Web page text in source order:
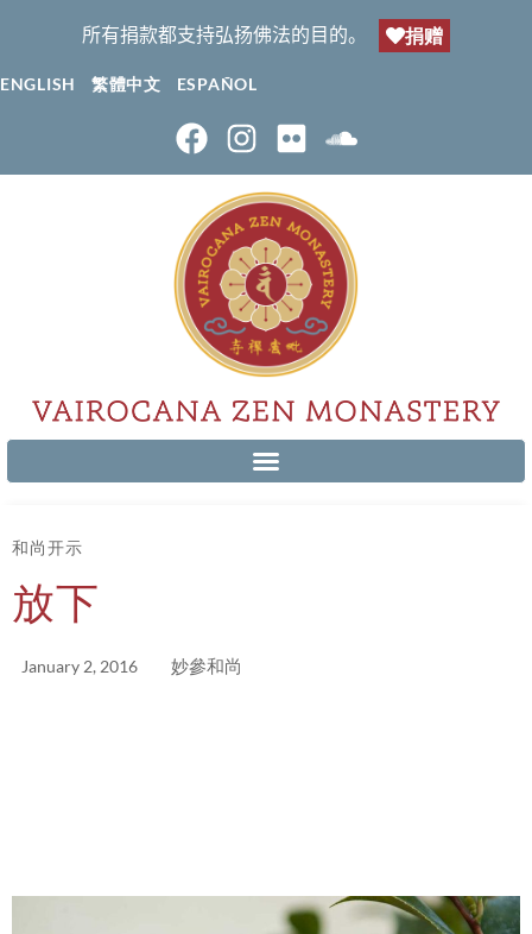
所有捐款都支持弘扬佛法的目的。 捐赠
ENGLISH 繁體中文 ESPAÑOL
和尚开示
放下
January 2, 2016 妙參和尚